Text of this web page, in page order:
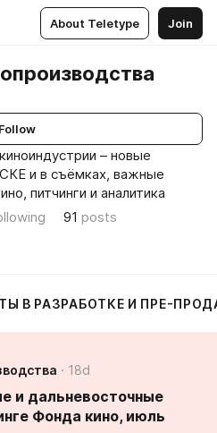
About Teletype Join
Follow
– новые
и в съёмках, важные
питчинги и аналитика
91 posts
В РАЗРАБОТКЕ И ПРЕ-
18d
и дальневосточные
Фонда кино, июль